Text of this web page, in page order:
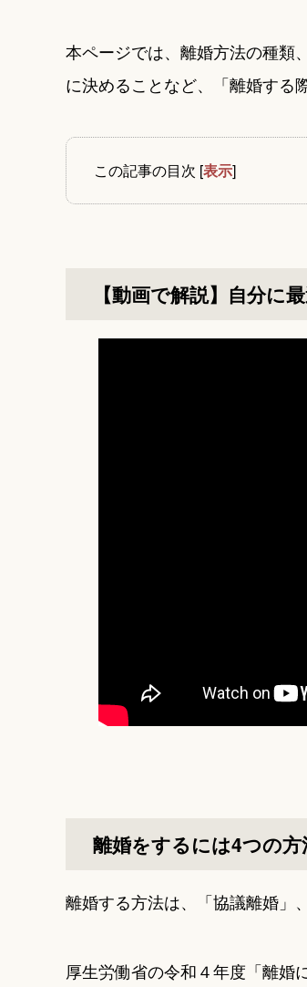
本ページでは、離婚方法の種類
に決めることなど、「離婚する
この記事の目次 [表示]
【動画で解説】自分に
離婚をするには4つの方
離婚する方法は、「協議離婚」
厚生労働省の令和４年度「離婚